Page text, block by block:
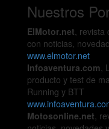
Nuestros
ElMotor.net, revista
con noticias,
www.elmotor.net
Infoaventura.com,
producto y test de
Running y BTT
Motosonline.net,